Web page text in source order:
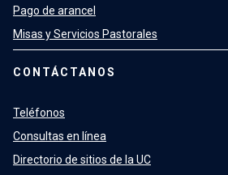
Pago de arancel
Misas y Servicios Pastorales
CONTÁCTANOS
Teléfonos
Consultas en línea
Directorio de sitios de la UC